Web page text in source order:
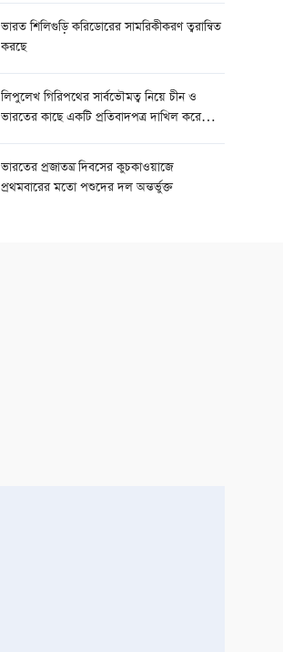
ভারত শিলিগুড়ি করিডোরের সামরিকীকরণ ত্বরান্বিত
করছে
লিপুলেখ গিরিপথের সার্বভৌমত্ব নিয়ে চীন ও
ভারতের কাছে একটি প্রতিবাদপত্র দাখিল করেছে
ভারতের প্রজাতন্ত্র দিবসের কুচকাওয়াজে
প্রথমবারের মতো পশুদের দল অন্তর্ভুক্ত